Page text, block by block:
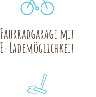
Fahrradgarage mit
E-Lade­­möglichkeit